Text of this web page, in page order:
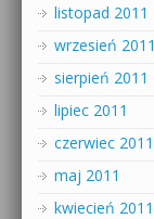
listopad 2011
wrzesień 2011
sierpień 2011
lipiec 2011
czerwiec 2011
maj 2011
kwiecień 2011